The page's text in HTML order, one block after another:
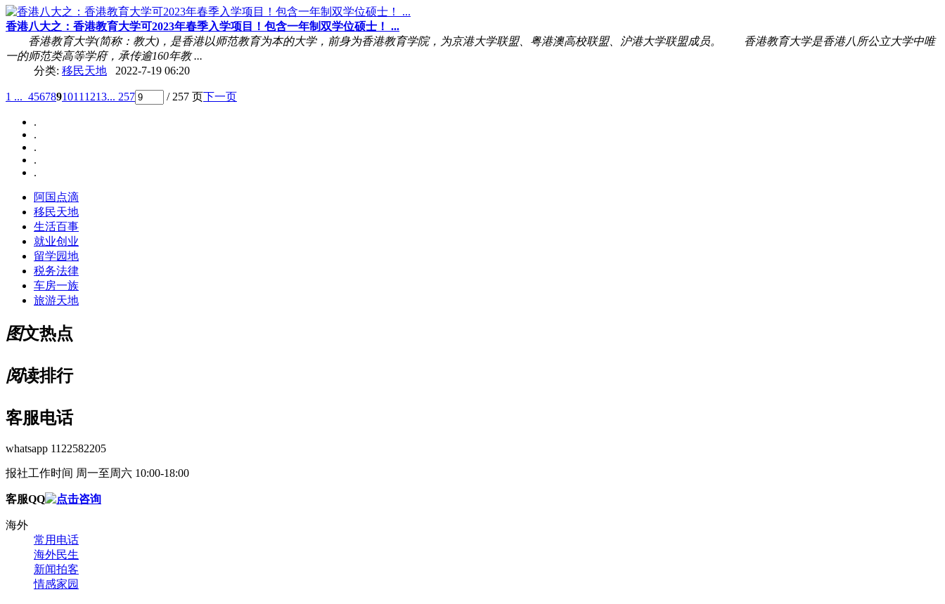
香港八大之：香港教育大学可2023年春季入学项目！包含一年制双学位硕士！ ...
香港教育大学(简称：教大)，是香港以师范教育为本的大学，前身为香港教育学院，为京港大学联盟、粤港澳高校联盟、沪港大学联盟成员。 香港教育大学是香港八所公立大学中唯
一的师范类高等学府，承传逾160年教 ...
分类: 移民天地 2022-7-19 06:20
1 ... 4567891011 1213... 257 / 257 页下一页
.
.
.
.
.
阿国点滴
移民天地
生活百事
就业创业
留学园地
税务法律
车房一族
旅游天地
图文热点
阅读排行
客服电话
whatsapp 1122582205
报社工作时间 周一至周六 10:00-18:00
客服QQ
海外
常用电话
海外民生
新闻拍客
情感家园